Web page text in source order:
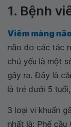
1. Bệnh
Viêm màng
não do các tác
chủ yếu là một
gây ra. Đây là
là trẻ dưới 5
3 loại vi khuẩn
nhất là: Phế cầu